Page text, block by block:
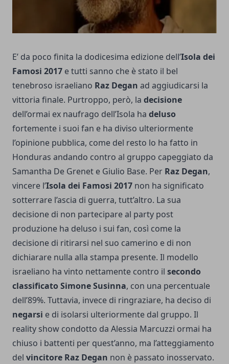
E’ da poco finita la dodicesima edizione dell’Isola dei
Famosi 2017 e tutti sanno che è stato il bel
tenebroso israeliano Raz Degan ad aggiudicarsi la
vittoria finale. Purtroppo, però, la decisione
dell’ormai ex naufrago dell’Isola ha deluso
fortemente i suoi fan e ha diviso ulteriormente
l’opinione pubblica, come del resto lo ha fatto in
Honduras andando contro al gruppo capeggiato da
Samantha De Grenet e Giulio Base. Per Raz Degan,
vincere l’Isola dei Famosi 2017 non ha significato
sotterrare l’ascia di guerra, tutt’altro. La sua
decisione di non partecipare al party post
produzione ha deluso i sui fan, così come la
decisione di ritirarsi nel suo camerino e di non
dichiarare nulla alla stampa presente. Il modello
israeliano ha vinto nettamente contro il secondo
classificato Simone Susinna, con una percentuale
dell’89%. Tuttavia, invece di ringraziare, ha deciso di
negarsi e di isolarsi ulteriormente dal gruppo. Il
reality show condotto da Alessia Marcuzzi ormai ha
chiuso i battenti per quest’anno, ma l’atteggiamento
del vincitore Raz Degan non è passato inosservato.